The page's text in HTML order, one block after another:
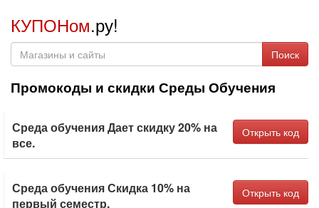
КУПОНом.ру!
Поиск
Промокоды и скидки Среды Обучения
Среда обучения Дает скидку 20% на
все.
Открыть код
Среда обучения Скидка 10% на
первый семестр.
Открыть код